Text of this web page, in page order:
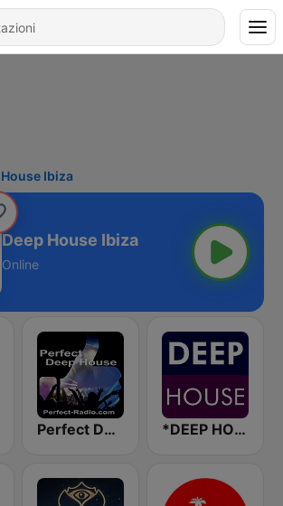
Ibiza
Deep House Ibiza
Online
Perfect Deep House *DEEP HOUSE